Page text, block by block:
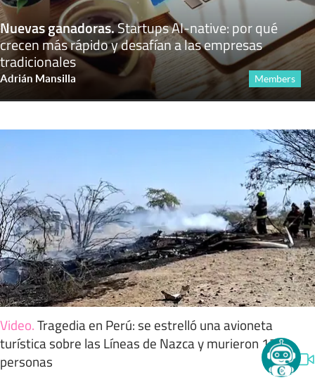
Nuevas ganadoras.Startups AI-native: por qué
crecen más rápido y desafían a las empresas
tradicionales
Adrián Mansilla Members
Video.Tragedia en Perú: se estrelló una avioneta
turística sobre las Líneas de Nazca y murieron 13
personas